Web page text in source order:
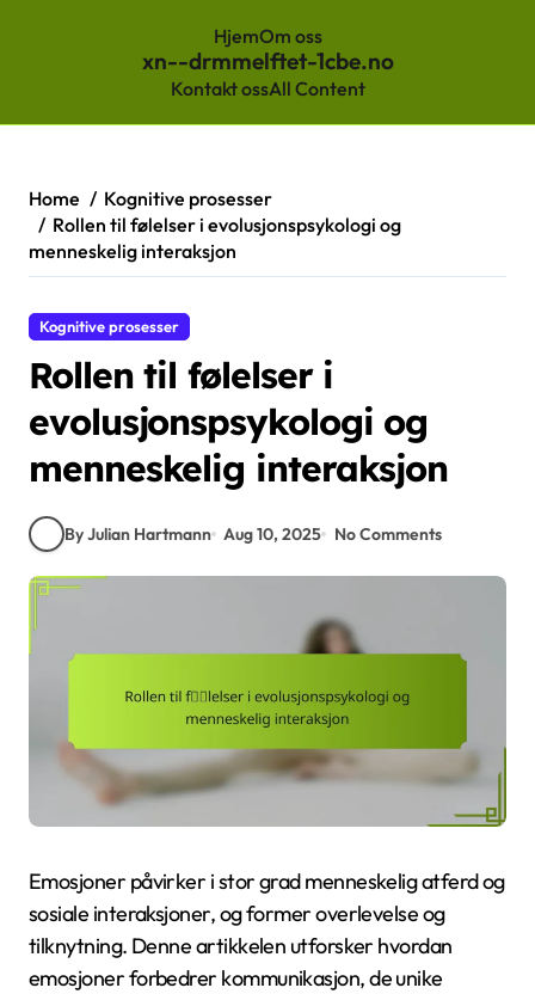
HjemOm oss
xn--drmmelftet-1cbe.no
Kontakt ossAll Content
content
Home
Kognitive prosesser
Rollen til følelser i evolusjonspsykologi og
menneskelig interaksjon
Kognitive prosesser
Rollen til følelser i
evolusjonspsykologi og
menneskelig interaksjon
By Julian Hartmann Aug 10, 2025 No Comments
Emosjoner påvirker i stor grad menneskelig atferd og
sosiale interaksjoner, og former overlevelse og
tilknytning. Denne artikkelen utforsker hvordan
emosjoner forbedrer kommunikasjon, de unike